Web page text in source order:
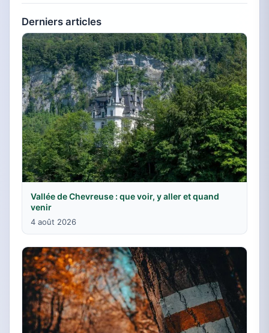
Derniers articles
Vallée de Chevreuse : que voir, y aller et quand
venir
4 août 2026